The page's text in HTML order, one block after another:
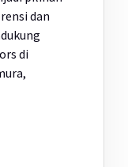
dan
di